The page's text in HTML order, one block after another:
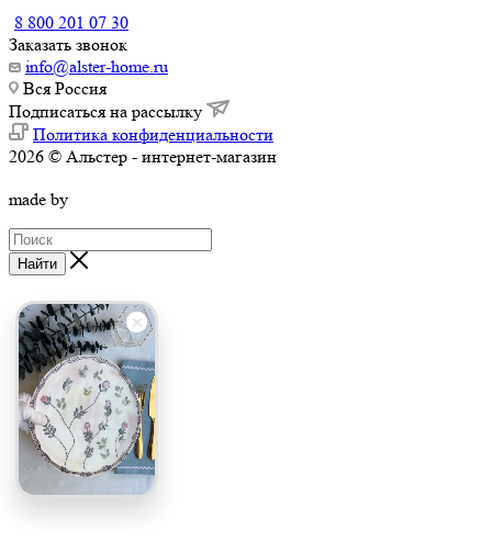
8 800 201 07 30
Заказать звонок
info@alster-home.ru
Вся Россия
Подписаться на рассылку
Политика конфиденциальности
2026 © Альстер - интернет-магазин
made by
Найти